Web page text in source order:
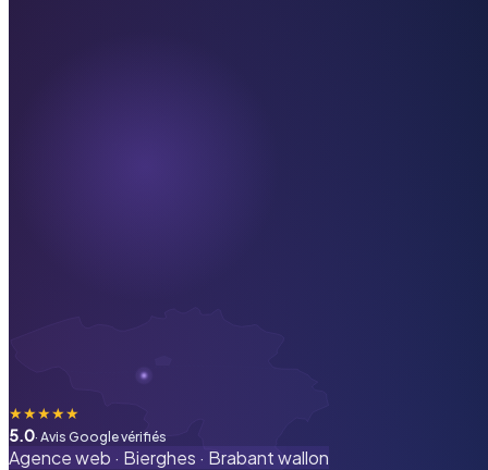
★★★★★
5.0· Avis Google vérifiés
Agence web · Bierghes · Brabant wallon